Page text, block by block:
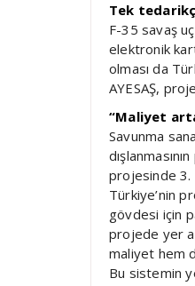
Tek
F-35 savaş
elektronik
olması da
AYESAŞ,
“Maliyet
Savunma
projesinde 3.
Türkiye’nin
gövdesi için
projede yer
maliyet hem
Bu sistemin